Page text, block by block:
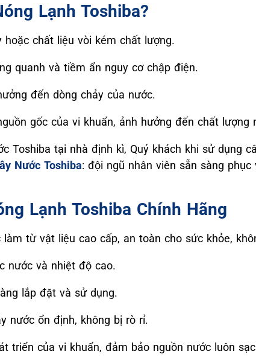
Lạnh Toshiba?
chất liệu vòi kém chất lượng.
quanh và tiềm ẩn nguy cơ chập điện.
đến dòng chảy của nước.
gốc của vi khuẩn, ảnh hưởng đến chất lượng
Toshiba tại nhà định kì, Quý khách khi sử dụng
Nước Toshiba: đội ngũ nhân viên sẵn sàng phục
Lạnh Toshiba Chính Hãng
làm từ vật liệu cao cấp, an toàn cho sức khỏe,
nước và nhiệt độ cao.
lắp đặt và sử dụng.
nước ổn định, không bị rò rỉ.
triển của vi khuẩn, đảm bảo nguồn nước luôn